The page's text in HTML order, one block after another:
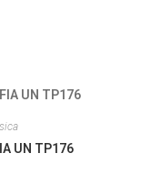
UN TP176